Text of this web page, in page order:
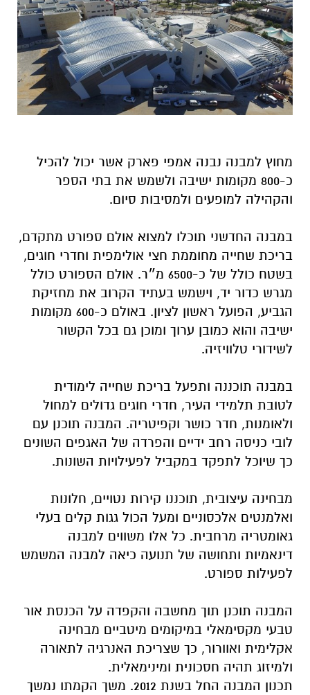
מחוץ למבנה נבנה אמפי פארק אשר יכול להכיל
כ-800 מקומות ישיבה ולשמש את בתי הספר
והקהילה למופעים ולמסיבות סיום.
במבנה החדשני תוכלו למצוא אולם ספורט מתקדם,
בריכת שחייה מחוממת חצי אולימפית וחדרי חוגים,
בשטח כולל של כ-6500 מ״ר. אולם הספורט כולל
מגרש כדור יד, וישמש בעתיד הקרוב את מחזיקת
הגביע, הפועל ראשון לציון. באולם כ-600 מקומות
ישיבה והוא כמובן ערוך ומוכן גם בכל הקשור
לשידורי טלוויזיה.
במבנה תוכננה ותפעל בריכת שחייה לימודית
לטובת תלמידי העיר, חדרי חוגים גדולים למחול
ולאומנות, חדר כושר וקפיטריה. המבנה תוכנן עם
לובי כניסה רחב ידיים והפרדה של האגפים השונים
כך שיוכל לתפקד במקביל לפעילויות השונות.
מבחינה עיצובית, תוכננו קירות נטויים, חלונות
ואלמנטים אלכסוניים ומעל הכול גגות קלים בעלי
גאומטריה מרחבית. כל אלו משווים למבנה
דינאמיות ותחושה של תנועה כיאה למבנה המשמש
לפעילות ספורט.
המבנה תוכנן תוך מחשבה והקפדה על הכנסת אור
טבעי מקסימאלי במיקומים מיטביים מבחינה
אקלימית ואוורור, כך שצריכת האנרגיה לתאורה
ולמיזוג תהיה חסכונית ומינימאלית.
תכנון המבנה החל בשנת 2012. משך הקמתו נמשך